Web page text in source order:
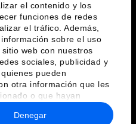
el contenido y los
funciones de redes
el tráfico. Además,
sobre el uso
web con nuestros
sociales, publicidad y
pueden
otra información que les
o que hayan
del uso que haya
servicios.
Denegar